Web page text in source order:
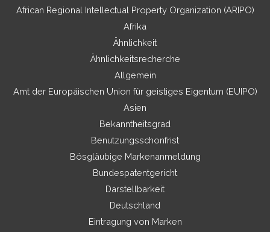
African Regional Intellectual Property Organization (ARIPO)
Afrika
Ähnlichkeit
Ähnlichkeitsrecherche
Allgemein
Amt der Europäischen Union für geistiges Eigentum (EUIPO)
Asien
Bekanntheitsgrad
Benutzungsschonfrist
Bösgläubige Markenanmeldung
Bundespatentgericht
Darstellbarkeit
Deutschland
Eintragung von Marken